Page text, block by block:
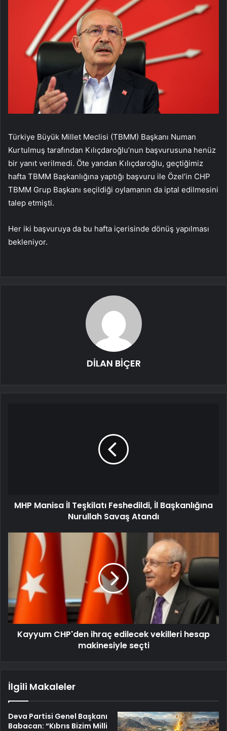
Türkiye Büyük Millet Meclisi (TBMM) Başkanı Numan
Kurtulmuş tarafından Kılıçdaroğlu’nun başvurusuna henüz
bir yanıt verilmedi. Öte yandan Kılıçdaroğlu, geçtiğimiz
hafta TBMM Başkanlığına yaptığı başvuru ile Özel’in CHP
TBMM Grup Başkanı seçildiği oylamanın da iptal edilmesini
talep etmişti.
Her iki başvuruya da bu hafta içerisinde dönüş yapılması
bekleniyor.
DİLAN BİÇER
MHP Manisa İl Teşkilatı Feshedildi, İl Başkanlığına
Nurullah Savaş Atandı
Kayyum CHP'den ihraç edilecek vekilleri hesap
makinesiyle seçti
İlgili Makaleler
Deva Partisi Genel Başkanı
Babacan: “Kıbrıs Bizim Milli